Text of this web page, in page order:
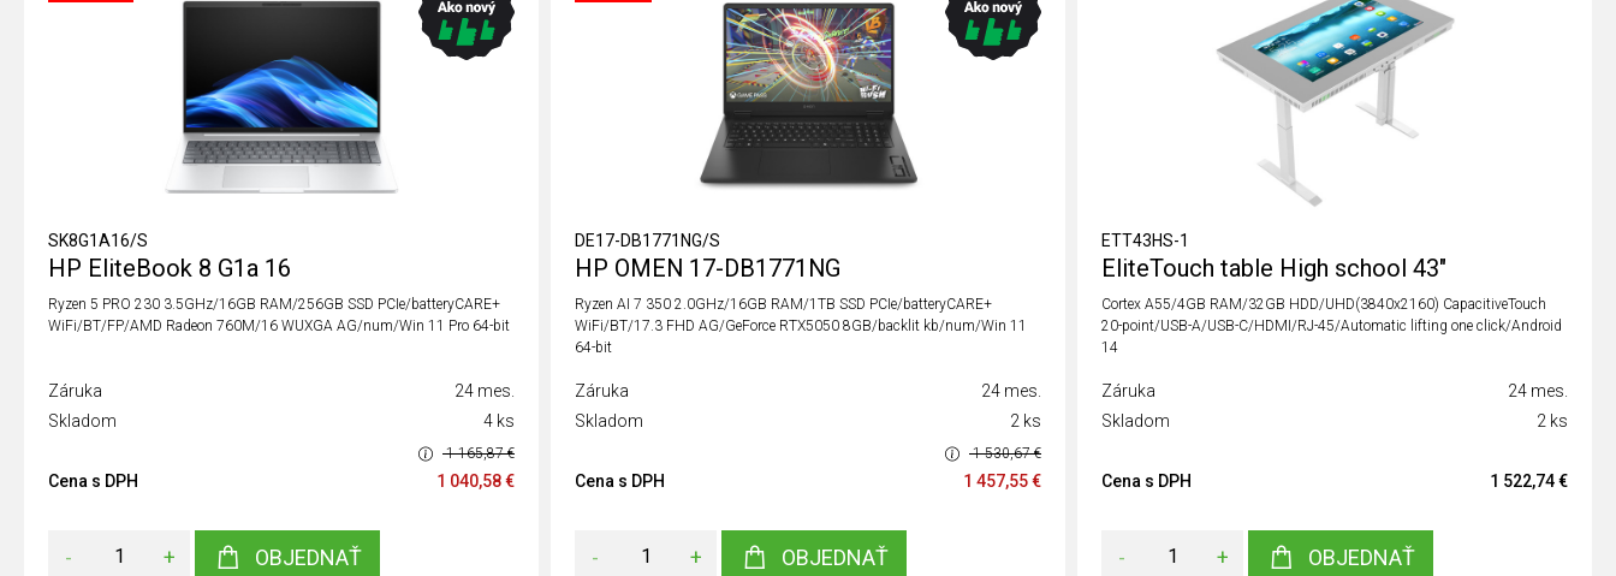
SK8G1A16/S
HP EliteBook 8 G1a 16
Ryzen 5 PRO 230 3.5GHz/16GB RAM/256GB SSD PCIe/batteryCARE+
WiFi/BT/FP/AMD Radeon 760M/16 WUXGA AG/num/Win 11 Pro 64-bit
Záruka
24 mes.
Skladom
4 ks
1 165,87 €
Cena s DPH 1 040,58 €
- + OBJEDNAŤ
DE17-DB1771NG/S
HP OMEN 17-DB1771NG
Ryzen AI 7 350 2.0GHz/16GB RAM/1TB SSD PCIe/batteryCARE+
WiFi/BT/17.3 FHD AG/GeForce RTX5050 8GB/backlit kb/num/Win 11
64-bit
Záruka
24 mes.
Skladom
2 ks
1 530,67 €
Cena s DPH 1 457,55 €
- + OBJEDNAŤ
ETT43HS-1
EliteTouch table High school 43"
Cortex A55/4GB RAM/32GB HDD/UHD(3840x2160) CapacitiveTouch
20-point/USB-A/USB-C/HDMI/RJ-45/Automatic lifting one click/Android
14
Záruka
24 mes.
Skladom
2 ks
Cena s DPH 1 522,74 €
- + OBJEDNAŤ